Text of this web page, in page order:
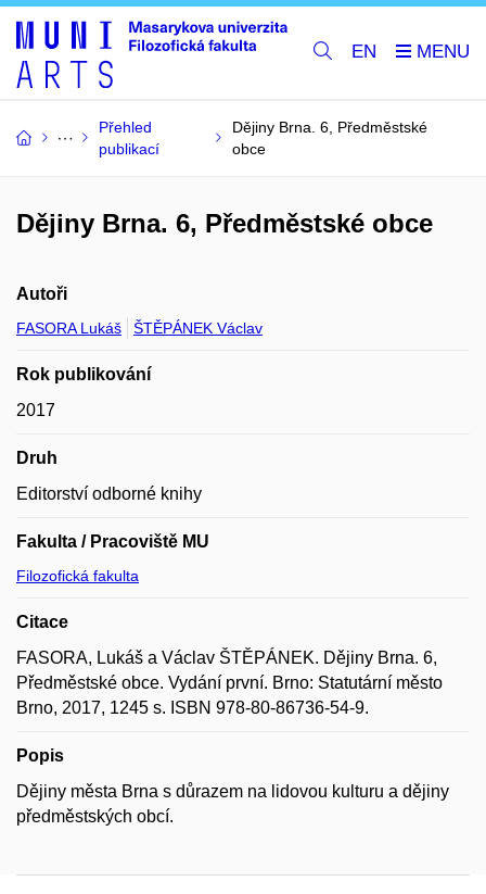
EN
Přehled
publikací
Dějiny Brna. 6, Předměstské
obce
Dějiny Brna. 6, Předměstské obce
Autoři
FASORA Lukáš ŠTĚPÁNEK Václav
Rok publikování
2017
Druh
Editorství odborné knihy
Fakulta / Pracoviště MU
Filozofická fakulta
Citace
FASORA, Lukáš a Václav ŠTĚPÁNEK. Dějiny Brna. 6,
Předměstské obce. Vydání první. Brno: Statutární město
Brno, 2017, 1245 s. ISBN 978-80-86736-54-9.
Popis
Dějiny města Brna s důrazem na lidovou kulturu a dějiny
předměstských obcí.